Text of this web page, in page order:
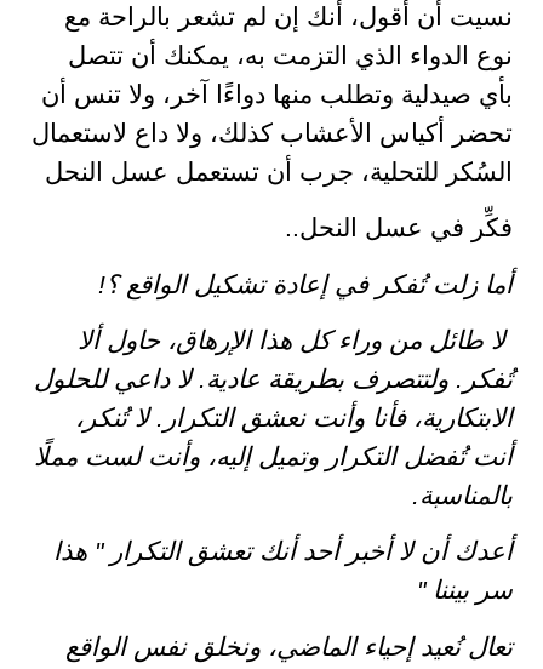
نسيت أن أقول، أنك إن لم تشعر بالراحة مع
نوع الدواء الذي التزمت به، يمكنك أن تتصل
بأي صيدلية وتطلب منها دواءًا آخر، ولا تنس أن
تحضر أكياس الأعشاب كذلك، ولا داع لاستعمال
السُكر للتحلية، جرب أن تستعمل عسل النحل
فكِّر في عسل النحل..
أما زلت تُفكر في إعادة تشكيل الواقع ؟!
لا طائل من وراء كل هذا الإرهاق، حاول ألا
تُفكر. ولتتصرف بطريقة عادية. لا داعي للحلول
الابتكارية، فأنا وأنت نعشق التكرار. لا تُنكر،
أنت تُفضل التكرار وتميل إليه، وأنت لست مملًا
بالمناسبة.
أعدك أن لا أخبر أحد أنك تعشق التكرار " هذا
سر بيننا "
تعال نُعيد إحياء الماضي، ونخلق نفس الواقع